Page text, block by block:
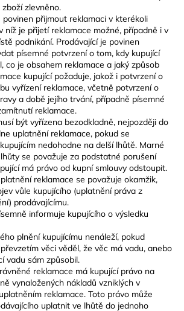
zlevněno.
povinen přijmout reklamaci v kterékoli
níž je přijetí reklamace možné, případně i v
podnikání. Prodávající je povinen
písemné potvrzení o tom, kdy kupující
co je obsahem reklamace a jaký způsob
kupující požaduje, jakož i potvrzení o
vyřízení reklamace, včetně potvrzení o
a době jejího trvání, případně písemné
reklamace.
být vyřízena bezodkladně, nejpozději do
uplatnění reklamace, pokud se
nedohodne na delší lhůtě. Marné
se považuje za podstatné porušení
má právo od kupní smlouvy odstoupit.
reklamace se považuje okamžik,
vůle kupujícího (uplatnění práva z
prodávajícímu.
informuje kupujícího o výsledku
plnění kupujícímu nenáleží, pokud
věci věděl, že věc má vadu, anebo
vadu sám způsobil.
reklamace má kupující právo na
vynaložených nákladů vzniklých v
reklamace. Toto právo může
uplatnit ve lhůtě do jednoho